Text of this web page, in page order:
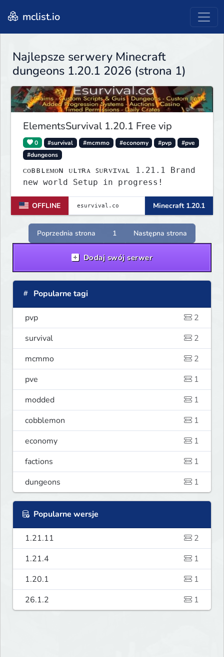
mclist.io
Najlepsze serwery Minecraft
dungeons 1.20.1 2026 (strona 1)
ElementsSurvival 1.20.1 Free vip
0 #survival #mcmmo #economy #pvp
#pve
#dungeons
ᴄᴏʙʙʟᴇᴍᴏɴ ᴜʟᴛʀᴀ ꜱᴜʀᴠɪᴠᴀʟ 1.21.1 Brand
new world Setup in progress!
OFFLINE Minecraft 1.20.1
Poprzednia strona 1 Następna strona
Dodaj swój serwer
Popularne tagi
pvp
2
survival
2
mcmmo
2
pve
1
modded
1
cobblemon
1
economy
1
factions
1
dungeons
1
Popularne wersje
1.21.11
2
1.21.4
1
1.20.1
1
26.1.2
1